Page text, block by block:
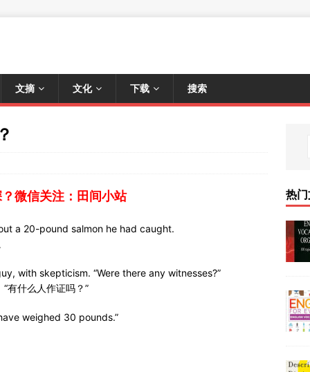
文摘 文化 下载 搜索
微信关注：田间小站
a 20-pound salmon he had caught.
with skepticism. “Were there any witnesses?”
有什么人作证吗？”
weighed 30 pounds.”
热